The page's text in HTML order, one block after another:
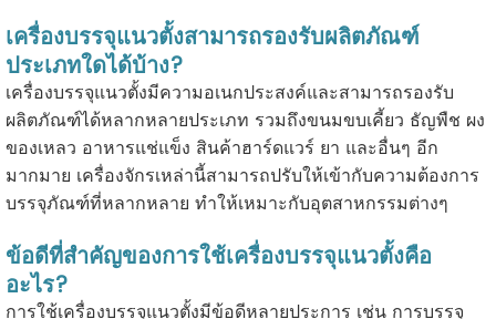
เครื่องบรรจุแนวตั้งสามารถรองรับผลิตภัณฑ์
ประเภทใดได้บ้าง?
เครื่องบรรจุแนวตั้งมีความอเนกประสงค์และสามารถรองรับ
ผลิตภัณฑ์ได้หลากหลายประเภท รวมถึงขนมขบเคี้ยว ธัญพืช ผง
ของเหลว อาหารแช่แข็ง สินค้าฮาร์ดแวร์ ยา และอื่นๆ อีก
มากมาย เครื่องจักรเหล่านี้สามารถปรับให้เข้ากับความต้องการ
บรรจุภัณฑ์ที่หลากหลาย ทำให้เหมาะกับอุตสาหกรรมต่างๆ
ข้อดีที่สำคัญของการใช้เครื่องบรรจุแนวตั้งคือ
อะไร?
การใช้เครื่องบรรจุแนวตั้งมีข้อดีหลายประการ เช่น การบรรจุ